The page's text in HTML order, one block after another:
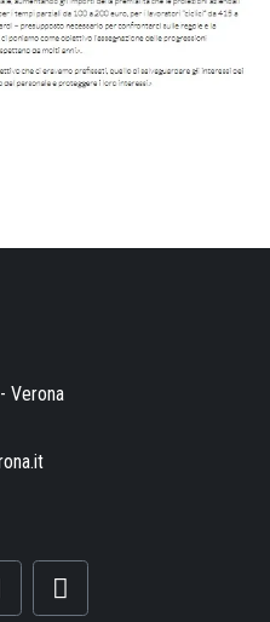
Verona